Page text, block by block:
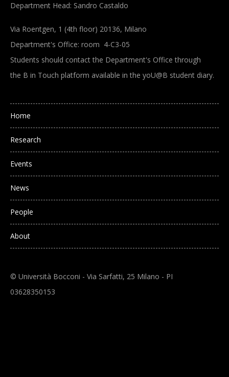
Department Head: Sandro Castaldo
Via Roentgen, 1 (4th floor) 20136, Milano
Department's Office: room 4-C3-05
Students should contact the Department's Office through
the B in Touch platform available in the yoU@B student diary.
Main navigation
Home
Research
Events
News
People
About
© Università Bocconi - Via Sarfatti, 25 Milano - PI
03628350153